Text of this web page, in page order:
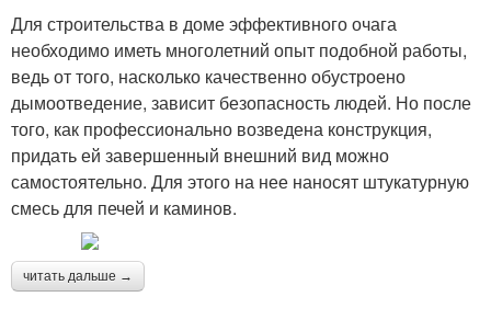
Для строительства в доме эффективного очага
необходимо иметь многолетний опыт подобной работы,
ведь от того, насколько качественно обустроено
дымоотведение, зависит безопасность людей. Но после
того, как профессионально возведена конструкция,
придать ей завершенный внешний вид можно
самостоятельно. Для этого на нее наносят штукатурную
смесь для печей и каминов.
читать дальше →